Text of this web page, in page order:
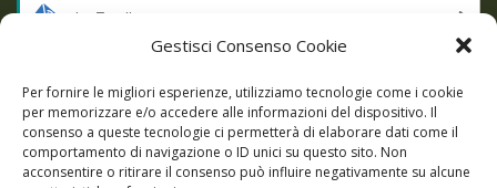
Gestisci Consenso Cookie
Per fornire le migliori esperienze, utilizziamo tecnologie come i cookie
per memorizzare e/o accedere alle informazioni del dispositivo. Il
consenso a queste tecnologie ci permetterà di elaborare dati come il
comportamento di navigazione o ID unici su questo sito. Non
acconsentire o ritirare il consenso può influire negativamente su alcune
by Email
RSS
SSL SECURE